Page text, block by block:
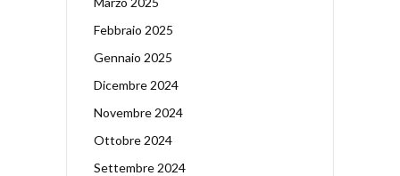
Febbraio 2025
Gennaio 2025
Dicembre 2024
Novembre 2024
Ottobre 2024
Settembre 2024